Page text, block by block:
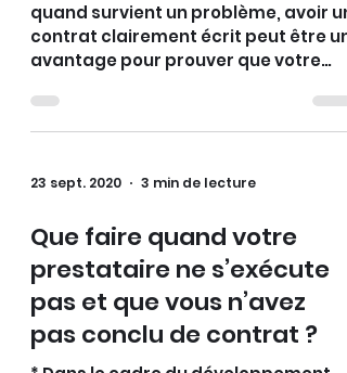
quand survient un problème, avoir un
contrat clairement écrit peut être un
avantage pour prouver que votre
23 sept. 2020 3 min de lecture
Que faire quand votre
prestataire ne s’exécute
pas et que vous n’avez
pas conclu de contrat ?